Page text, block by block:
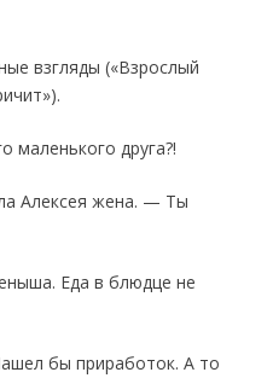
взгляды («Взрослый
маленького друга?!
Алексея жена. — Ты
Еда в блюдце не
бы прира­боток. А то